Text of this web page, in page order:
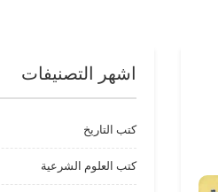
اشهر التصنيفات
كتب التاريخ
كتب العلوم الشرعية